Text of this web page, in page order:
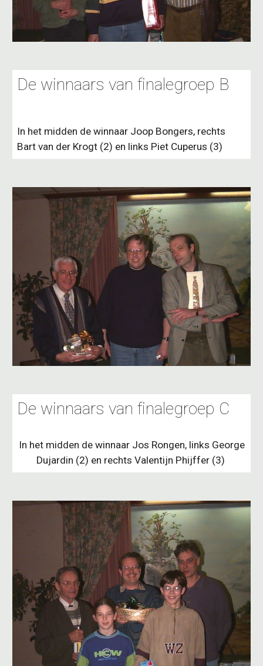
De winnaars van finalegroep B
In het midden de winnaar Joop Bongers, rechts
Bart van der Krogt (2) en links Piet Cuperus (3)
De winnaars van finalegroep C
In het midden de winnaar Jos Rongen, links George
Dujardin (2) en rechts Valentijn Phijffer (3)